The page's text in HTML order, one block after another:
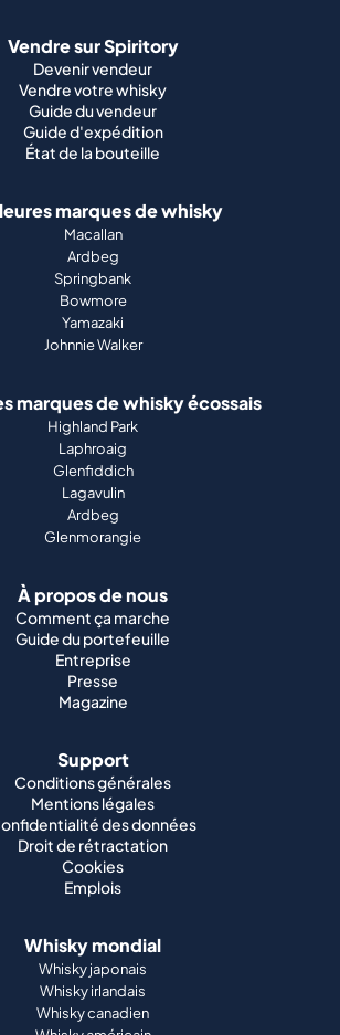
Vendre sur Spiritory
Devenir vendeur
Vendre votre whisky
Guide du vendeur
Guide d'expédition
État de la bouteille
marques de whisky
Macallan
Ardbeg
Springbank
Bowmore
Yamazaki
Johnnie Walker
marques de whisky écossais
Highland Park
Laphroaig
Glenfiddich
Lagavulin
Ardbeg
Glenmorangie
À propos de nous
Comment ça marche
Guide du portefeuille
Entreprise
Presse
Magazine
Support
Conditions générales
Mentions légales
des données
Droit de rétractation
Cookies
Emplois
Whisky mondial
Whisky japonais
Whisky irlandais
Whisky canadien